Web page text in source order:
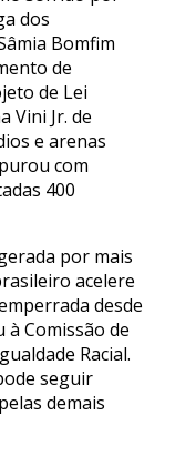
dos
Bomfim
de
de Lei
Vini Jr. de
e arenas
com
400
por mais
acelere
desde
Comissão de
Racial.
seguir
demais